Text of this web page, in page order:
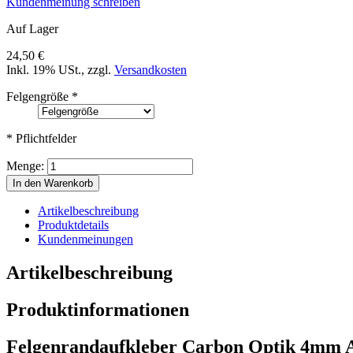
Auf Lager
24,50 €
Inkl. 19% USt., zzgl. Versandkosten
Felgengröße *
* Pflichtfelder
Menge:
In den Warenkorb
Artikelbeschreibung
Produktdetails
Kundenmeinungen
Artikelbeschreibung
Produktinformationen
Felgenrandaufkleber Carbon Optik 4mm